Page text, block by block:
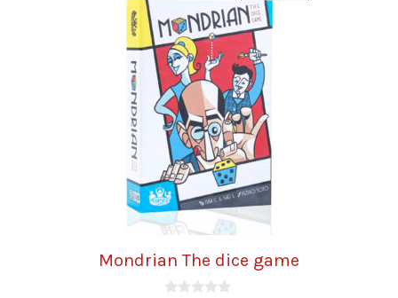
Mondrian The dice game